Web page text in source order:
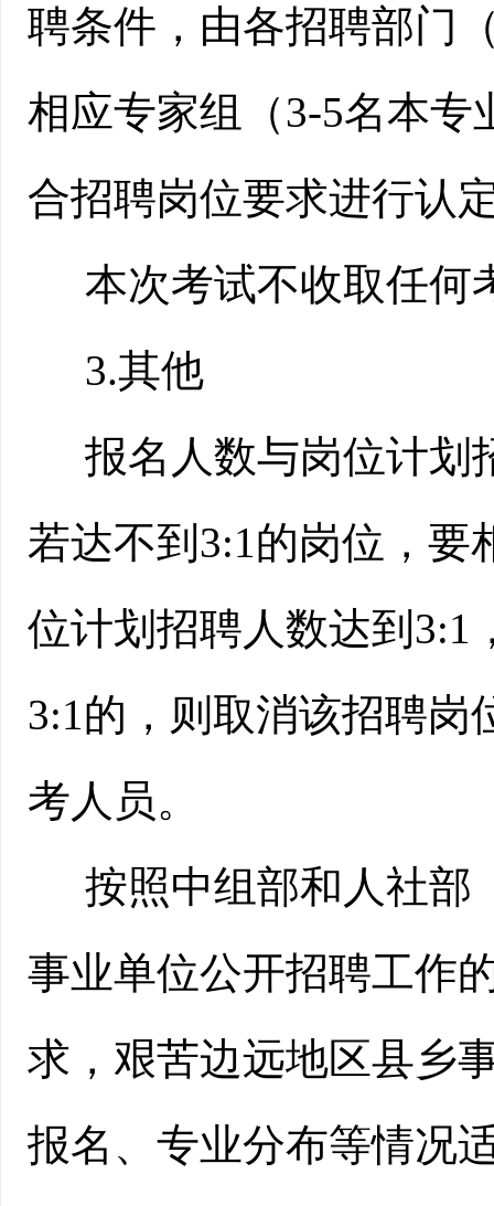
聘条件，由各招聘部门
相应专家组（3-5名本专
合招聘岗位要求进行认
本次考试不收取任何
3.其他
报名人数与岗位计划
若达不到3:1的岗位，要
位计划招聘人数达到3:1
3:1的，则取消该招聘岗
考人员。
按照中组部和人社部
事业单位公开招聘工作
求，艰苦边远地区县乡
报名、专业分布等情况